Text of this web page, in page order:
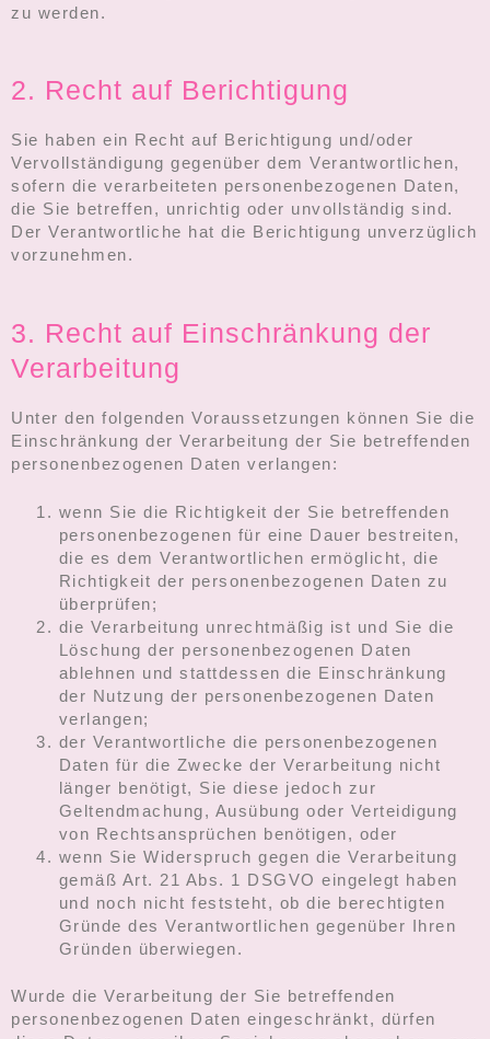
zu werden.
2. Recht auf Berichtigung
Sie haben ein Recht auf Berichtigung und/oder
Vervollständigung gegenüber dem Verantwortlichen,
sofern die verarbeiteten personenbezogenen Daten,
die Sie betreffen, unrichtig oder unvollständig sind.
Der Verantwortliche hat die Berichtigung unverzüglich
vorzunehmen.
3. Recht auf Einschränkung der
Verarbeitung
Unter den folgenden Voraussetzungen können Sie die
Einschränkung der Verarbeitung der Sie betreffenden
personenbezogenen Daten verlangen:
wenn Sie die Richtigkeit der Sie betreffenden
personenbezogenen für eine Dauer bestreiten,
die es dem Verantwortlichen ermöglicht, die
Richtigkeit der personenbezogenen Daten zu
überprüfen;
die Verarbeitung unrechtmäßig ist und Sie die
Löschung der personenbezogenen Daten
ablehnen und stattdessen die Einschränkung
der Nutzung der personenbezogenen Daten
verlangen;
der Verantwortliche die personenbezogenen
Daten für die Zwecke der Verarbeitung nicht
länger benötigt, Sie diese jedoch zur
Geltendmachung, Ausübung oder Verteidigung
von Rechtsansprüchen benötigen, oder
wenn Sie Widerspruch gegen die Verarbeitung
gemäß Art. 21 Abs. 1 DSGVO eingelegt haben
und noch nicht feststeht, ob die berechtigten
Gründe des Verantwortlichen gegenüber Ihren
Gründen überwiegen.
Wurde die Verarbeitung der Sie betreffenden
personenbezogenen Daten eingeschränkt, dürfen